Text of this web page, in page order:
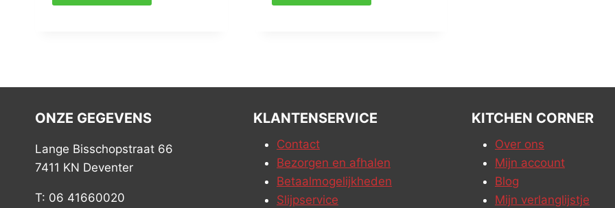
ONZE GEGEVENS
Lange Bisschopstraat 66
7411 KN Deventer
T: 06 41660020
KLANTENSERVICE
Contact
Bezorgen en afhalen
Betaalmogelijkheden
Slijpservice
KITCHEN CORNER
Over ons
Mijn account
Blog
Mijn verlanglijstje